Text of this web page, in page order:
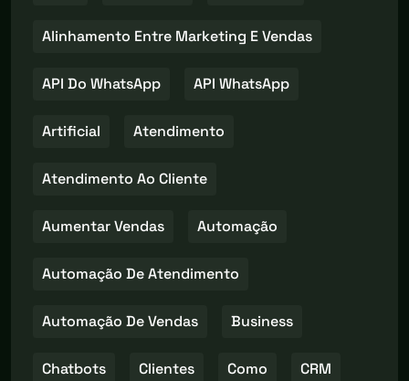
Alinhamento Entre Marketing E Vendas
API Do WhatsApp API WhatsApp
Artificial Atendimento
Atendimento Ao Cliente
Aumentar Vendas Automação
Automação De Atendimento
Automação De Vendas Business
Chatbots Clientes Como CRM